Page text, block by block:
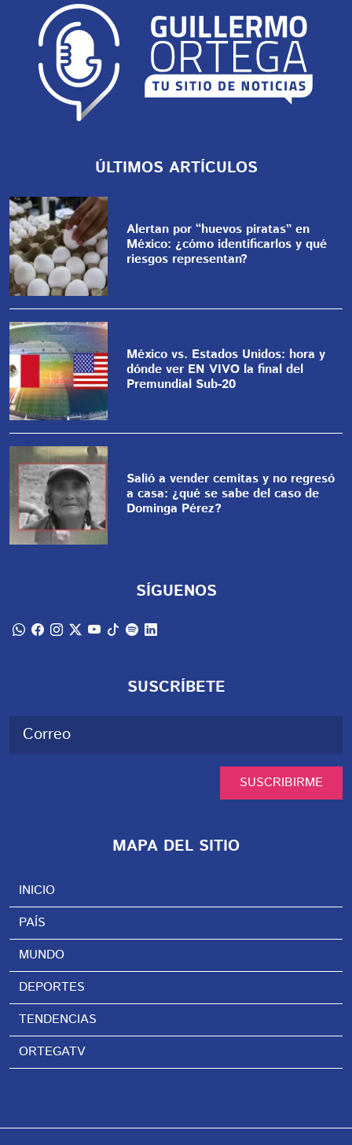
ÚLTIMOS ARTÍCULOS
Alertan por “huevos piratas” en
México: ¿cómo identificarlos y qué
riesgos representan?
México vs. Estados Unidos: hora y
dónde ver EN VIVO la final del
Premundial Sub-20
Salió a vender cemitas y no regresó
a casa: ¿qué se sabe del caso de
Dominga Pérez?
SÍGUENOS
SUSCRÍBETE
SUSCRIBIRME
MAPA DEL SITIO
INICIO
PAÍS
MUNDO
DEPORTES
TENDENCIAS
ORTEGATV